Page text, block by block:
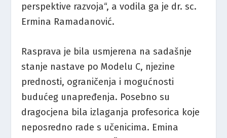
perspektive razvoja“, a vodila ga je dr. sc.
Ermina Ramadanović.
Rasprava je bila usmjerena na sadašnje
stanje nastave po Modelu C, njezine
prednosti, ograničenja i mogućnosti
budućeg unapređenja. Posebno su
dragocjena bila izlaganja profesorica koje
neposredno rade s učenicima. Emina